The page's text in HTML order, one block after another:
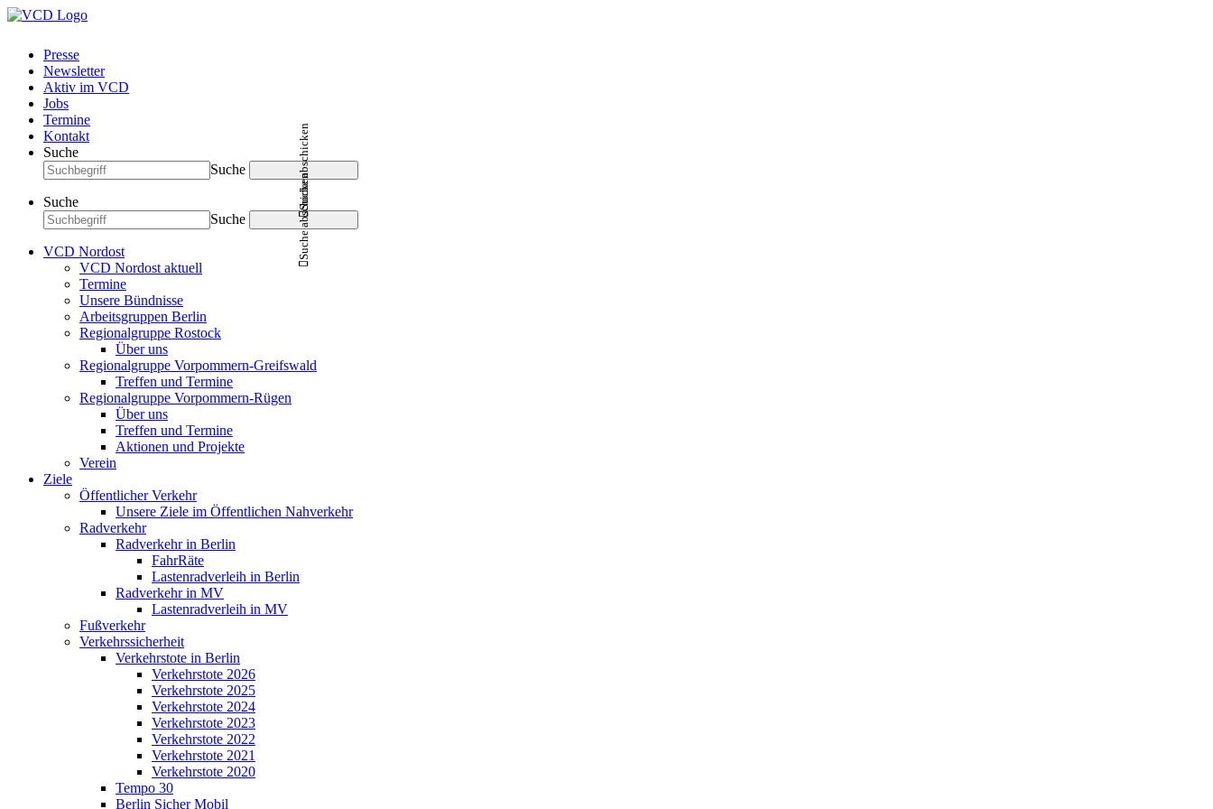
Presse
Newsletter
Aktiv im VCD
Jobs
Termine
Kontakt
Suche
Suche
Suche abschicken
Suche
Suche
Suche abschicken
VCD Nordost
VCD Nordost aktuell
Termine
Unsere Bündnisse
Arbeitsgruppen Berlin
Regionalgruppe Rostock
Über uns
Regionalgruppe Vorpommern-Greifswald
Treffen und Termine
Regionalgruppe Vorpommern-Rügen
Über uns
Treffen und Termine
Aktionen und Projekte
Verein
Ziele
Öffentlicher Verkehr
Unsere Ziele im Öffentlichen Nahverkehr
Radverkehr
Radverkehr in Berlin
FahrRäte
Lastenradverleih in Berlin
Radverkehr in MV
Lastenradverleih in MV
Fußverkehr
Verkehrssicherheit
Verkehrstote in Berlin
Verkehrstote 2026
Verkehrstote 2025
Verkehrstote 2024
Verkehrstote 2023
Verkehrstote 2022
Verkehrstote 2021
Verkehrstote 2020
Tempo 30
Berlin Sicher Mobil